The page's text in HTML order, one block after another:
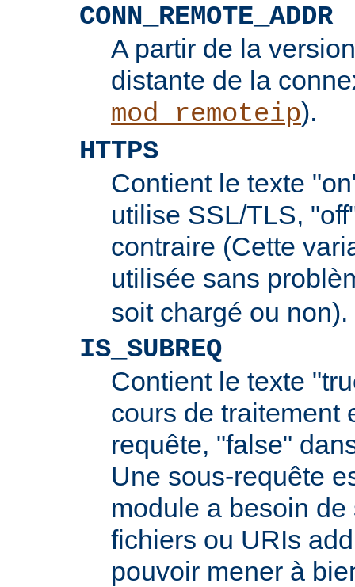
CONN_REMOTE_ADDR
A partir de la
distante de la
mod_remoteip).
HTTPS
Contient le texte
utilise SSL/TLS,
contraire (Cette
utilisée sans
soit chargé ou non).
IS_SUBREQ
Contient le texte
cours de traitement
requête, "false"
Une sous-requête
module a besoin
fichiers ou URIs
pouvoir mener à